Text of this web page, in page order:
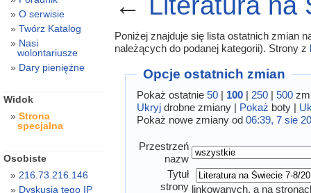
Poniżej znajduje się lista ostatnich zmian
należących do podanej kategorii). Strony z
Opcje ostatnich zmian
Pokaż ostatnie 50| 100| 250| 500
Ukryjdrobne zmiany | Pokaż boty |
Pokaż nowe zmiany od 06:39, 7 sie
Przestrzeń
nazw
Tytuł
strony linkowanych, a na
O serwisie
Twórz Katalog
Nasi
wolontariusze
Dary pieniężne
Widok
Strona
specjalna
Osobiste
216.73.216.146
Dyskusja tego IP